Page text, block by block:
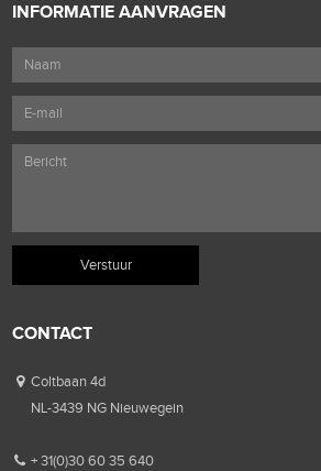
INFORMATIE AANVRAGEN
CONTACT
Coltbaan 4d
NL-3439 NG Nieuwegein
+ 31(0)30 60 35 640